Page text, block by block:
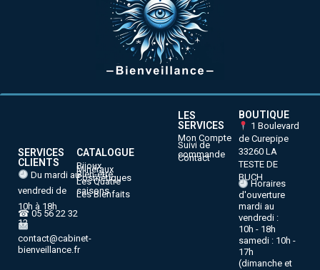
SERVICES
CLIENTS
Du mardi au
vendredi de
10h à 18h
☎ 05 56 22 32
12
contact@cabinet-
bienveillance.fr
CATALOGUE
Bijoux
Minéraux
Bien-être
Cosmétiques
Les Quatre
saisons
Les Bienfaits
LES
SERVICES
Mon Compte
Suivi de
commande
Contact
BOUTIQUE
1 Boulevard
de Curepipe
33260 LA
TESTE DE
BUCH
Horaires
d'ouverture
mardi au
vendredi :
10h - 18h
samedi : 10h -
17h
(dimanche et